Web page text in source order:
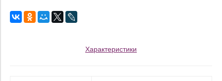
Характеристики